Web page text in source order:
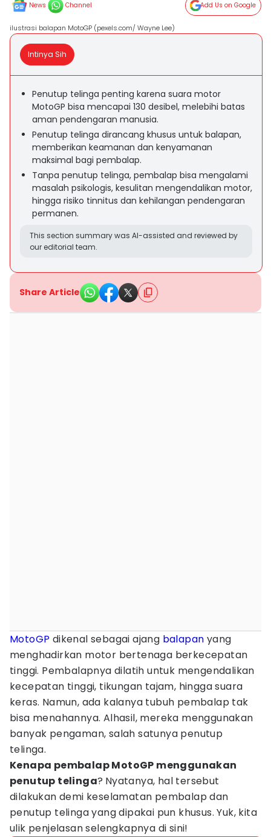
News Channel Add Us on Google
ilustrasi balapan MotoGP (pexels.com/ Wayne Lee)
Intinya Sih
Penutup telinga penting karena suara motor
MotoGP bisa mencapai 130 desibel, melebihi batas
aman pendengaran manusia.
Penutup telinga dirancang khusus untuk balapan,
memberikan keamanan dan kenyamanan
maksimal bagi pembalap.
Tanpa penutup telinga, pembalap bisa mengalami
masalah psikologis, kesulitan mengendalikan motor,
hingga risiko tinnitus dan kehilangan pendengaran
permanen.
This section summary was AI-assisted and reviewed by
our editorial team.
Share Article
MotoGP dikenal sebagai ajang balapan yang
menghadirkan motor bertenaga berkecepatan
tinggi. Pembalapnya dilatih untuk mengendalikan
kecepatan tinggi, tikungan tajam, hingga suara
keras. Namun, ada kalanya tubuh pembalap tak
bisa menahannya. Alhasil, mereka menggunakan
banyak pengaman, salah satunya penutup
telinga.
Kenapa pembalap MotoGP menggunakan
penutup telinga? Nyatanya, hal tersebut
dilakukan demi keselamatan pembalap dan
penutup telinga yang dipakai pun khusus. Yuk, kita
ulik penjelasan selengkapnya di sini!